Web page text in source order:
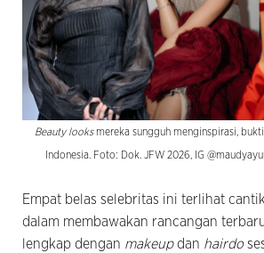
Beauty looksmereka sungguh menginspirasi,
Indonesia. Foto: Dok. JFW 2026, IG
Empat belas selebritas ini terlihat
dalam membawakan rancangan
lengkap dengan makeupdan hairdo